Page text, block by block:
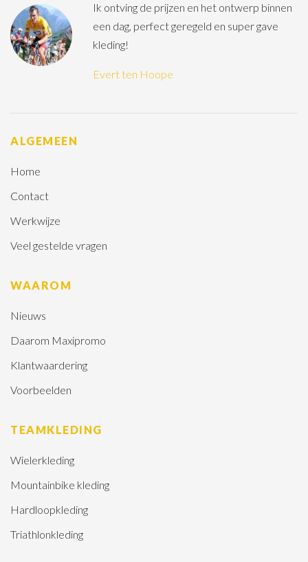
Ik ontving de prijzen en het ontwerp binnen
een dag, perfect geregeld en super gave
kleding!
Evert ten Hoope
ALGEMEEN
Home
Contact
Werkwijze
Veel gestelde vragen
WAAROM
Nieuws
Daarom Maxipromo
Klantwaardering
Voorbeelden
TEAMKLEDING
Wielerkleding
Mountainbike kleding
Hardloopkleding
Triathlonkleding